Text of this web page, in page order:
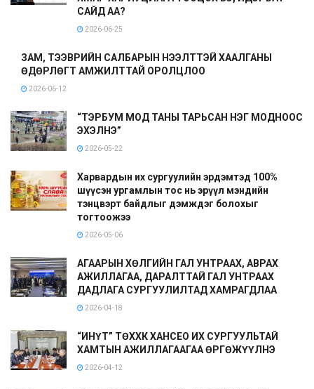
САЙД АА?
2026-06-25
ЗАМ, ТЭЭВРИЙН САЛБАРЫН НЭЭЛТТЭЙ ХААЛГАНЫ
ӨДӨРЛӨГТ АМЖИЛТТАЙ ОРОЛЦЛОО
2026-06-12
“ТЭРБУМ МОД ТАНЫ ТАРЬСАН НЭГ МОДНООС
ЭХЭЛНЭ”
2026-05-22
Харвардын их сургуулийн эрдэмтэд 100%
шүүсэн ургамлын тос нь эрүүл мэндийн
тэнцвэрт байдлыг дэмждэг болохыг
тогтоожээ
2026-05-06
АГААРЫН ХӨЛГИЙН ГАЛ УНТРААХ, АВРАХ
АЖИЛЛАГАА, ДАРАЛТТАЙ ГАЛ УНТРААХ
ДАДЛАГА СУРГУУЛИЛТАД ХАМРАГДЛАА
2026-04-18
“ИНҮТ” ТӨХХК ХАНСЕО ИХ СУРГУУЛЬТАЙ
ХАМТЫН АЖИЛЛАГААГАА ӨРГӨЖҮҮЛНЭ
2026-04-12